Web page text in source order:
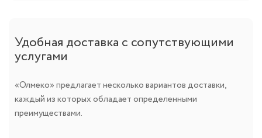
Удобная доставка с сопутствующими
услугами
«Олмеко» предлагает несколько вариантов доставки,
каждый из которых обладает определенными
преимуществами.